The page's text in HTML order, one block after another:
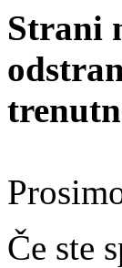
Strani
Če ste